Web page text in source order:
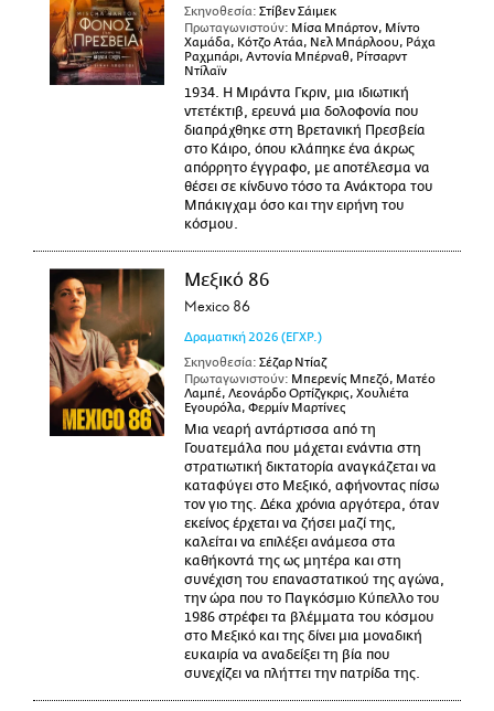
Σκηνοθεσία: Στίβεν Σάιμεκ
Πρωταγωνιστούν: Μίσα Μπάρτον, Μίντο
Χαμάδα, Κότζο Ατάα, Νελ Μπάρλοου, Ράχα
Ραχμπάρι, Αντονία Μπέρναθ, Ρίτσαρντ
Ντίλαϊν
1934. Η Μιράντα Γκριν, μια ιδιωτική
ντετέκτιβ, ερευνά μια δολοφονία που
διαπράχθηκε στη Βρετανική Πρεσβεία
στο Κάιρο, όπου κλάπηκε ένα άκρως
απόρρητο έγγραφο, με αποτέλεσμα να
θέσει σε κίνδυνο τόσο τα Ανάκτορα του
Μπάκιγχαμ όσο και την ειρήνη του
κόσμου.
Μεξικό 86
Mexico 86
Δραματική 2026 (ΕΓΧΡ.)
Σκηνοθεσία: Σέζαρ Ντίαζ
Πρωταγωνιστούν: Μπερενίς Μπεζό, Ματέο
Λαμπέ, Λεονάρδο Ορτίζγκρις, Χουλιέτα
Εγουρόλα, Φερμίν Μαρτίνες
Μια νεαρή αντάρτισσα από τη
Γουατεμάλα που μάχεται ενάντια στη
στρατιωτική δικτατορία αναγκάζεται να
καταφύγει στο Μεξικό, αφήνοντας πίσω
τον γιο της. Δέκα χρόνια αργότερα, όταν
εκείνος έρχεται να ζήσει μαζί της,
καλείται να επιλέξει ανάμεσα στα
καθήκοντά της ως μητέρα και στη
συνέχιση του επαναστατικού της αγώνα,
την ώρα που το Παγκόσμιο Κύπελλο του
1986 στρέφει τα βλέμματα του κόσμου
στο Μεξικό και της δίνει μια μοναδική
ευκαιρία να αναδείξει τη βία που
συνεχίζει να πλήττει την πατρίδα της.